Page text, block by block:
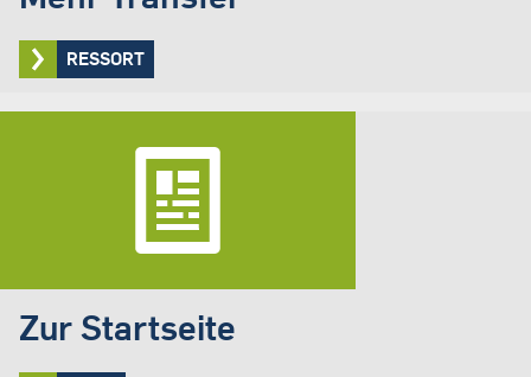
RESSORT
Zur Startseite